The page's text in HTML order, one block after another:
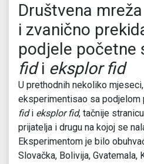
Društvena
i zvanično
podjele početne
fidi eksplor fid
U prethodnih nekoliko mjeseci,
eksperimentisao sa podjelom
fidi eksplor fid, tačnije
prijatelja i drugu na kojoj se
Eksperimentom je bilo
Slovačka, Bolivija, Gvatemala,